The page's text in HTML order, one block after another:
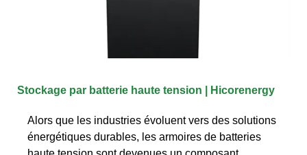
Stockage par batterie haute tension | Hicorenergy
Alors que les industries évoluent vers des solutions
énergétiques durables, les armoires de batteries